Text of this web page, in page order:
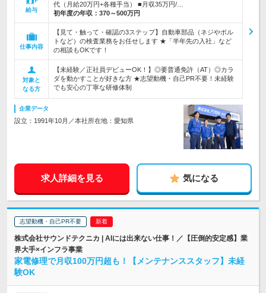
給与
代（月給20万円+各種手当） ■月収35万円/…
初年度の年収： 370～500万円
仕事内容
【見て・触って・確認の3ステップ】自動車部品（ネジやボル
トなど）の検査業務をお任せします ★「半年先の入社」など
の相談もOKです！
対象と
なる方
【未経験／正社員デビューOK！】◎要普通免許（AT）◎カラ
ダを動かすことが好きな方 ★志望動機・自己PR不要！未経験
でも安心の丁寧な研修体制
企業データ
設立：1991年10月／本社所在地：愛知県
求人詳細を見る 気になる
志望動機・自己PR不要
株式会社サウンドテクニカ | AIには出来ない仕事！／【圧倒的安定感】業
界大手×インフラ事業
家電修理で月収100万円超も！【メンテナンススタッフ】未経
験OK